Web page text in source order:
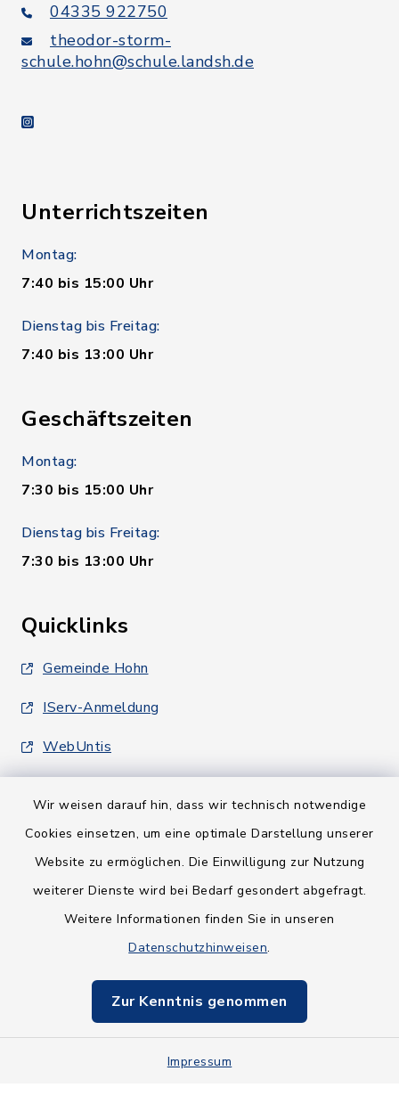
Wir weisen darauf hin, dass wir technisch notwendige
Cookies einsetzen, um eine optimale Darstellung unserer
Website zu ermöglichen. Die Einwilligung zur Nutzung
weiterer Dienste wird bei Bedarf gesondert abgefragt.
Weitere Informationen finden Sie in unseren
Datenschutzhinweisen.
Zur Kenntnis genommen
Impressum
04335 922750
theodor-storm-
schule.hohn@schule.landsh.de
instagram
Unterrichtszeiten
Montag:
7:40 bis 15:00 Uhr
Dienstag bis Freitag:
7:40 bis 13:00 Uhr
Geschäftszeiten
Montag:
7:30 bis 15:00 Uhr
Dienstag bis Freitag:
7:30 bis 13:00 Uhr
Quicklinks
Gemeinde Hohn
IServ-Anmeldung
WebUntis
Barrierefreiheit
Impressum
Sitemap